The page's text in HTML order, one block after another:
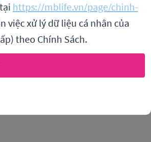
https://mblife.vn/page/chinh-
việc xử lý dữ liệu cá nhân của
theo Chính Sách.